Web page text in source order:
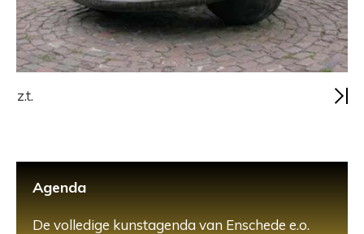
z.t.
Agenda
De volledige kunstagenda van Enschede e.o.